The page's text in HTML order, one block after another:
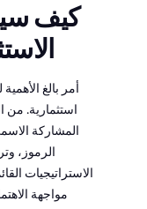
كيف
استثمارية. من
المشاركة
الرموز،
الاستراتيجيات
مواجهة